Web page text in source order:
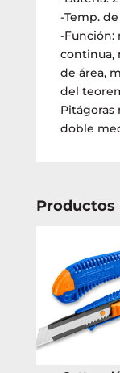
-Temp. de
-Función:
continua,
de área,
del
Pitágoras
doble
Productos